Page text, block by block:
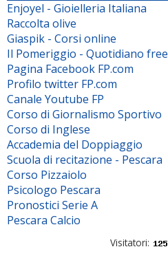
Enjoyel - Gioielleria Italiana
Raccolta olive
Giaspik - Corsi online
Il Pomeriggio - Quotidiano free
Pagina Facebook FP.com
Profilo twitter FP.com
Canale Youtube FP
Corso di Giornalismo Sportivo
Corso di Inglese
Accademia del Doppiaggio
Scuola di recitazione - Pescara
Corso Pizzaiolo
Psicologo Pescara
Pronostici Serie A
Pescara Calcio
Visitatori: